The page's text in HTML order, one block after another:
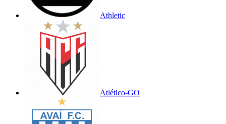
Athletic
Atlético-GO